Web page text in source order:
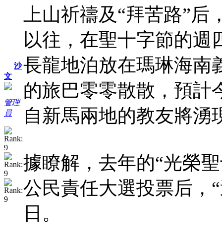
沙
文
管理
員
上山祈禱及“拜苦路”
以往，在聖十字節的週
長龍地泊放在瑪琳海南
的旅巴零零散散，預計
自新馬兩地的教友將湧
據瞭解，去年的“光榮
公民責任大選投票后，
日。